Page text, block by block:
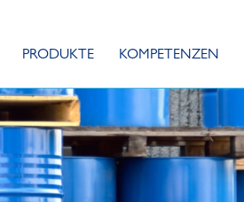
PRODUKTE KOMPETENZEN